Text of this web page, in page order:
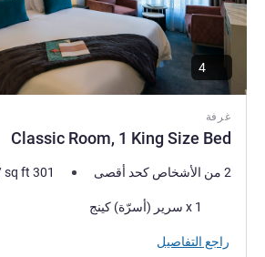
غرفة
Classic Room, 1 King Size Bed
2 من الأشخاص كحد أقصى sq ft 301
فرش السرير
1 x سرير (أسرّة) كينج
راجع التفاصيل